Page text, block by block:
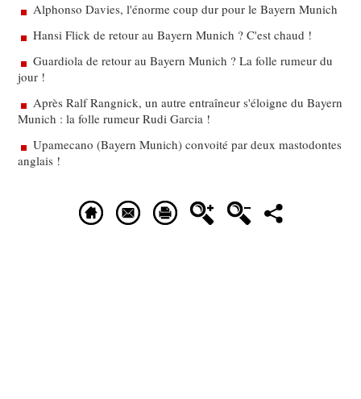
Alphonso Davies, l'énorme coup dur pour le Bayern Munich
Hansi Flick de retour au Bayern Munich ? C'est chaud !
Guardiola de retour au Bayern Munich ? La folle rumeur du
jour !
Après Ralf Rangnick, un autre entraîneur s'éloigne du Bayern
Munich : la folle rumeur Rudi Garcia !
Upamecano (Bayern Munich) convoité par deux mastodontes
anglais !